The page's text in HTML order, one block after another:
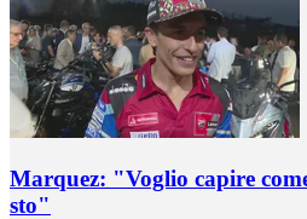
Marquez: "Voglio capire
sto"